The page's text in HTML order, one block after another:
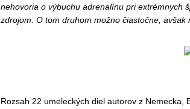
nehovoria o výbuchu adrenalínu pri extrémnych
zdrojom. O tom druhom možno čiastočne, avšak
Rozsah 22 umeleckých diel autorov z Nemecka,